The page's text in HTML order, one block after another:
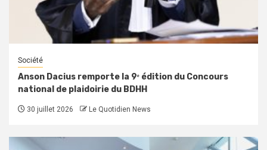
Société
Anson Dacius remporte la 9ᵉ édition du Concours
national de plaidoirie du BDHH
30 juillet 2026 Le Quotidien News